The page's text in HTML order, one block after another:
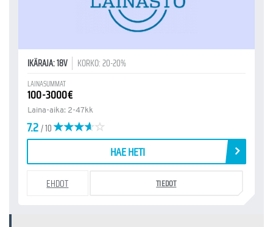
IKÄRAJA: 18V KORKO: 20-20%
LAINASUMMAT
100-3000€
Laina-aika: 2-47kk
7.2/ 10
HAE HETI
EHDOT TIEDOT